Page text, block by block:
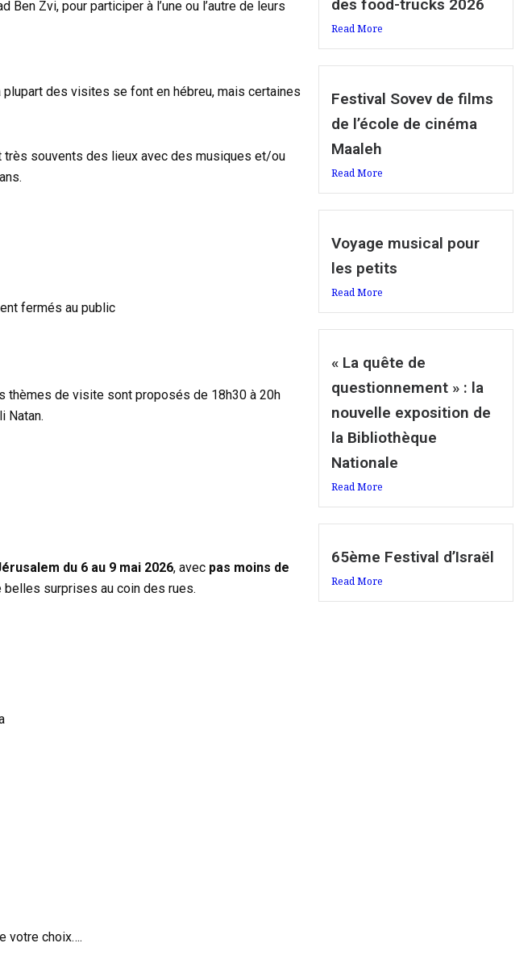
Zvi, pour participer à l’une ou l’autre de leurs
des visites se font en hébreu, mais certaines
très souvents des lieux avec des musiques et/ou
fermés au public
thèmes de visite sont proposés de 18h30 à 20h
Natan.
du 6 au 9 mai 2026, avec pas moins de
surprises au coin des rues.
votre choix….
des food-trucks 2026
Read More
Festival Sovev de films
de l’école de cinéma
Maaleh
Read More
Voyage musical pour
les petits
Read More
« La quête de
questionnement » : la
nouvelle exposition de
la Bibliothèque
Nationale
Read More
65ème Festival d’Israël
Read More